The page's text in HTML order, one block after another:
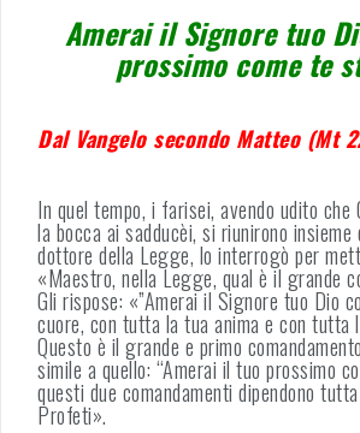
Amerai il Signore tuo
prossimo come te
Dal Vangelo secondo Matteo (Mt
In quel tempo, i farisei, avendo udito che
la bocca ai sadducèi, si riunirono insieme
dottore della Legge, lo interrogò per
«Maestro, nella Legge, qual è il grande
Gli rispose: «”Amerai il Signore tuo Dio
cuore, con tutta la tua anima e con tutta
Questo è il grande e primo
simile a quello: “Amerai il tuo prossimo
questi due comandamenti dipendono
Profeti».